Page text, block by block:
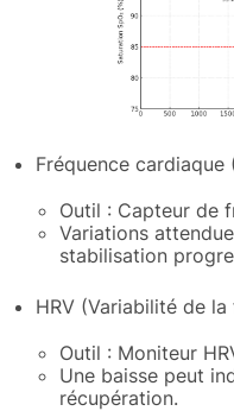
Fréquence cardiaque
Outil : Capteur de
Variations
stabilisation
HRV (Variabilité de
Outil : Moniteur
Une baisse peut
récupération.